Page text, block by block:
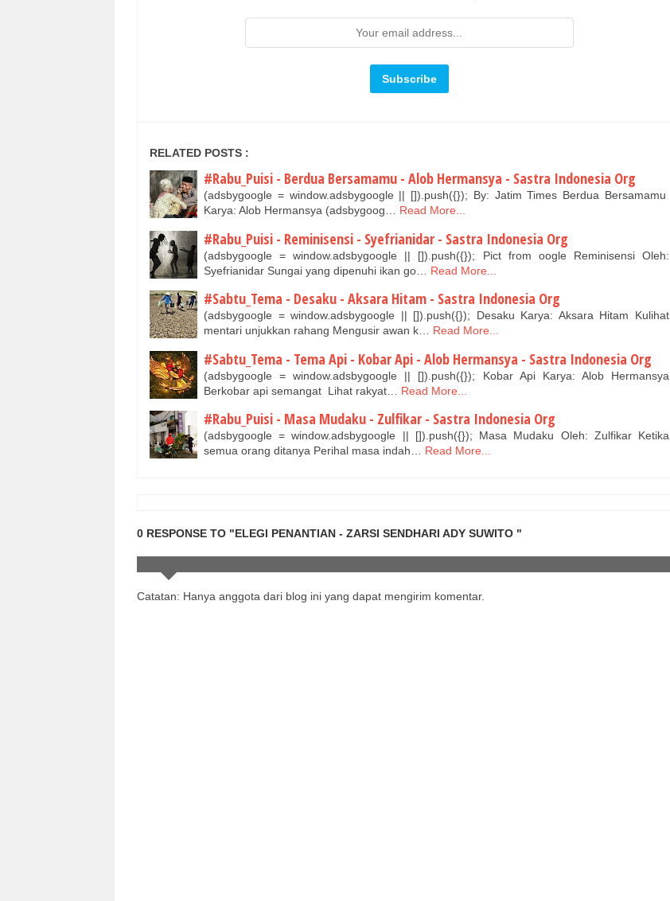
RELATED POSTS :
#Rabu_Puisi - Berdua Bersamamu - Alob Hermansya - Sastra Indonesia Org
(adsbygoogle = window.adsbygoogle || []).push({}); By: Jatim Times Berdua Bersamamu
Karya: Alob Hermansya (adsbygoog…
Read More...
#Rabu_Puisi - Reminisensi - Syefrianidar - Sastra Indonesia Org
(adsbygoogle = window.adsbygoogle || []).push({}); Pict from oogle Reminisensi Oleh:
Syefrianidar Sungai yang dipenuhi ikan go…
Read More...
#Sabtu_Tema - Desaku - Aksara Hitam - Sastra Indonesia Org
(adsbygoogle = window.adsbygoogle || []).push({}); Desaku Karya: Aksara Hitam Kulihat
mentari unjukkan rahang Mengusir awan k…
Read More...
#Sabtu_Tema - Tema Api - Kobar Api - Alob Hermansya - Sastra Indonesia Org
(adsbygoogle = window.adsbygoogle || []).push({}); Kobar Api Karya: Alob Hermansya
Berkobar api semangat Lihat rakyat…
Read More...
#Rabu_Puisi - Masa Mudaku - Zulfikar - Sastra Indonesia Org
(adsbygoogle = window.adsbygoogle || []).push({}); Masa Mudaku Oleh: Zulfikar Ketika
semua orang ditanya Perihal masa indah…
Read More...
0 RESPONSE TO "ELEGI PENANTIAN - ZARSI SENDHARI ADY SUWITO "
Catatan: Hanya anggota dari blog ini yang dapat mengirim komentar.